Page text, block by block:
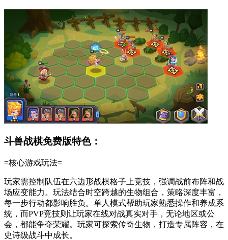
斗兽战棋免费版特色：
=核心游戏玩法=
玩家需控制队伍在六边形战棋格子上竞技，强调战前布阵和战
场应变能力。玩法结合时空跨越的生物组合，策略深度丰富，
每一步行动都影响胜负。单人模式帮助玩家熟悉操作和养成系
统，而PVP竞技则让玩家在线对战真实对手，无论地区或公
会，都能争夺荣耀。玩家可探索传奇生物，打造专属阵容，在
史诗级战斗中成长。